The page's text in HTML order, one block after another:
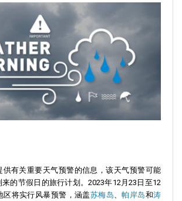
供有关重要天气预警的信息，该天气预警可能
的节假日的旅行计划。2023年12月23日至12
区将实行风暴预警，涵盖苏梅岛、帕岸岛和涛